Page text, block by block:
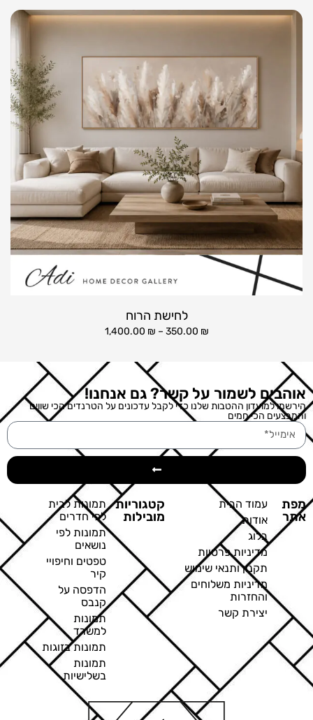
לחישת הרוח
350.00 ₪
–
1,400.00 ₪
אוהבים לשמור על קשר? גם אנחנו!
הירשמו למועדון ההטבות שלנו כדי לקבל עדכונים על הטרנדים הכי שווים
והמבצעים הכי חמים
מפת
אתר
עמוד הבית
אודות
בלוג
מדיניות פרטיות
תקנון ותנאי שימוש
מדיניות משלוחים
והחזרות
יצירת קשר
קטגוריות
מובילות
תמונות לבית
לפי חדרים
תמונות לפי
נושאים
טפטים וחיפויי
קיר
הדפסה על
קנבס
תמונות
למשרד
תמונות בזוגות
תמונות
בשלישיות